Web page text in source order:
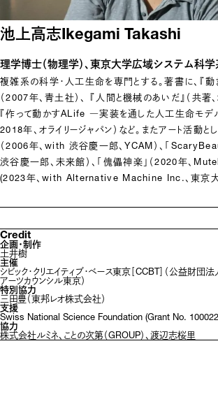
池上高志Ikegami Takashi
理学博士（物理学）、東京大学広域システム科
複雑系の科学・人工生命を専門とする。著書に、『動
（2007年、青土社）、 『人間と機械のあいだ』（共著
『作って動かすALife ―実装を通した人工生命モデル
2018年、オライリージャパン）など。またアート活動と
（2006年、with 渋谷慶一郎、YCAM）、「
渋谷慶一郎、未来館）、「傀儡神楽」（2020年、
(2023年、with Alternative Machine Inc.、東京大
Credit
企画・制作
土井樹
主催
シビック・クリエイティブ・ベース東京［CCBT］（公益財
アーツカウンシル東京）
特別協力
三田豊（東邦レオ株式会社）
支援
Swiss National Science Foundation (Grant No.
協力
株式会社ルミネ、ことの次第（GROUP）、渡辺志桜里